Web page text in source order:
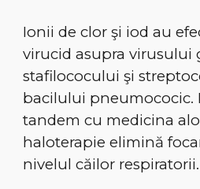
Ionii de clor şi iod au
virucid asupra virusului
stafilococului şi
bacilului pneumococic.
tandem cu medicina
haloterapie elimină
nivelul căilor respiratorii.